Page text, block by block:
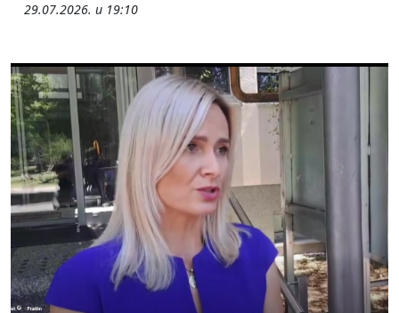
29.07.2026. u 19:10